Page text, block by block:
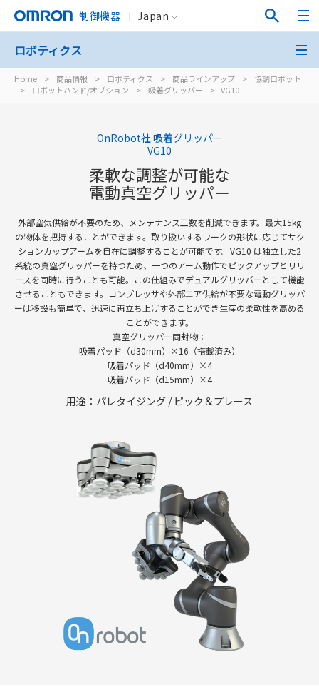
制御機器 Japan
Home > 商品情報 > ロボティクス > 商品ラインアップ >
協調ロボット
>
ロボットハンド/オプション > 吸着グリッパー > VG10
ロボティクス
OnRobot社 吸着グリッパー
VG10
柔軟な調整が可能な
電動真空グリッパー
外部空気供給が不要のため、メンテナンス工数を削減できます。最大15kg
の物体を把持することができます。取り扱いするワークの形状に応じてサク
ションカップアームを自在に調整することが可能です。VG10 は独立した2
系統の真空グリッパーを持つため、一つのアーム動作でピックアップとリリ
ースを同時に行うことも可能。この仕組みでデュアルグリッパーとして機能
させることもできます。コンプレッサや外部エア供給が不要な電動グリッパ
ーは移設も簡単で、迅速に再立ち上げすることができ生産の柔軟性を高める
ことができます。
真空グリッパー同封物：
吸着パッド（d30mm）×16（搭載済み）
吸着パッド（d40mm）×4
吸着パッド（d15mm）×4
用途：パレタイジング / ピック＆プレース